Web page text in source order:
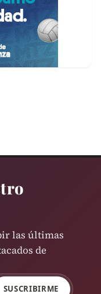
las últimas
de
SUSCRIBIRME